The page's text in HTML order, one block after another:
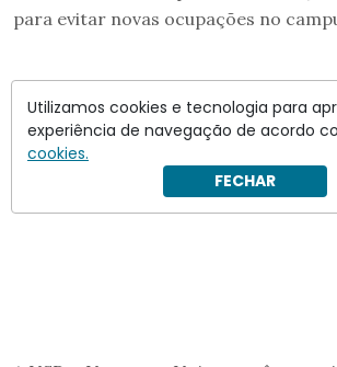
para evitar novas ocupações no
Utilizamos cookies e tecnologia para
experiência de navegação de acordo
cookies.
FECHAR